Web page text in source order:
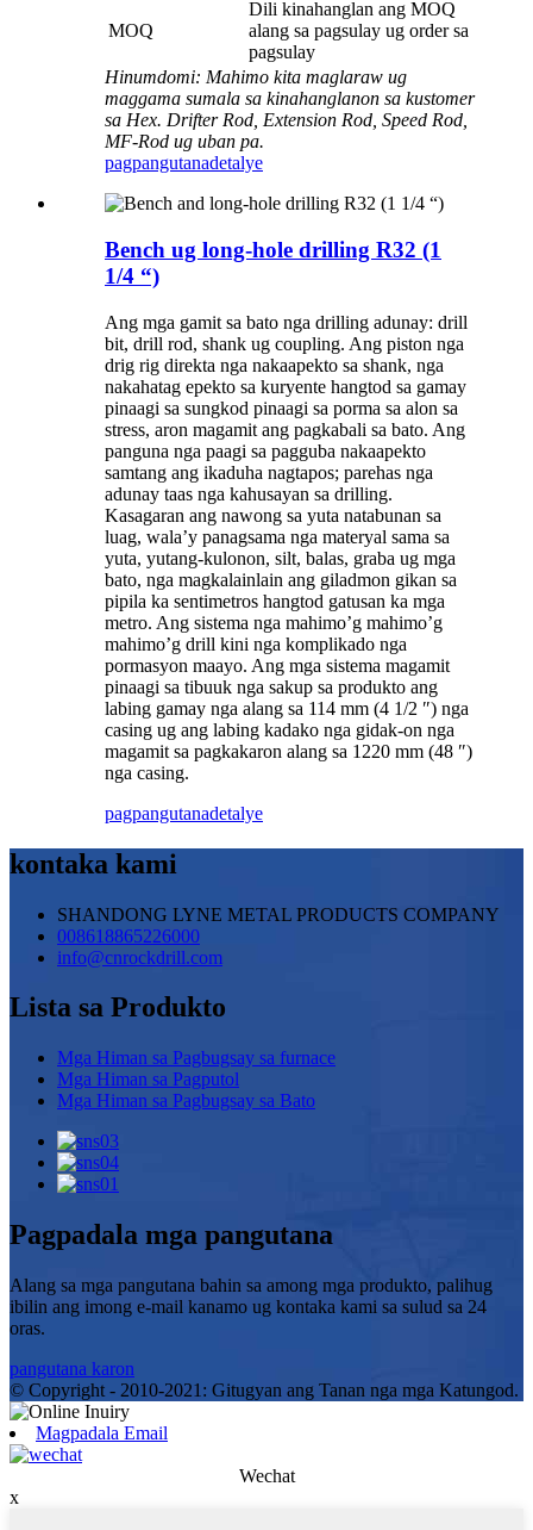
MOQ
Dili kinahanglan ang MOQ
alang sa pagsulay ug order sa
pagsulay
Hinumdomi: Mahimo kita maglaraw ug
maggama sumala sa kinahanglanon sa kustomer
sa Hex. Drifter Rod, Extension Rod, Speed ​​Rod,
MF-Rod ug uban pa.
pagpangutanadetalye
Bench ug long-hole drilling R32 (1
1/4 “)
Ang mga gamit sa bato nga drilling adunay: drill
bit, drill rod, shank ug coupling. Ang piston nga
drig rig direkta nga nakaapekto sa shank, nga
nakahatag epekto sa kuryente hangtod sa gamay
pinaagi sa sungkod pinaagi sa porma sa alon sa
stress, aron magamit ang pagkabali sa bato. Ang
panguna nga paagi sa pagguba nakaapekto
samtang ang ikaduha nagtapos; parehas nga
adunay taas nga kahusayan sa drilling.
Kasagaran ang nawong sa yuta natabunan sa
luag, wala’y panagsama nga materyal sama sa
yuta, yutang-kulonon, silt, balas, graba ug mga
bato, nga magkalainlain ang giladmon gikan sa
pipila ka sentimetros hangtod gatusan ka mga
metro. Ang sistema nga mahimo’g mahimo’g
mahimo’g drill kini nga komplikado nga
pormasyon maayo. Ang mga sistema magamit
pinaagi sa tibuuk nga sakup sa produkto ang
labing gamay nga alang sa 114 mm (4 1/2 ″) nga
casing ug ang labing kadako nga gidak-on nga
magamit sa pagkakaron alang sa 1220 mm (48 ″)
nga casing.
pagpangutanadetalye
kontaka kami
SHANDONG LYNE METAL PRODUCTS COMPANY
008618865226000
info@cnrockdrill.com
Lista sa Produkto
Mga Himan sa Pagbugsay sa furnace
Mga Himan sa Pagputol
Mga Himan sa Pagbugsay sa Bato
Pagpadala mga pangutana
Alang sa mga pangutana bahin sa among mga produkto, palihug
ibilin ang imong e-mail kanamo ug kontaka kami sa sulud sa 24
oras.
pangutana karon
© Copyright - 2010-2021: Gitugyan ang Tanan nga mga Katungod.
Magpadala Email
Wechat
x